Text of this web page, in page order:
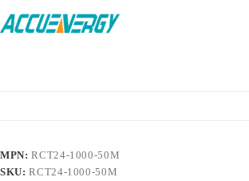
MPN:RCT24-1000-50M
SKU:RCT24-1000-50M